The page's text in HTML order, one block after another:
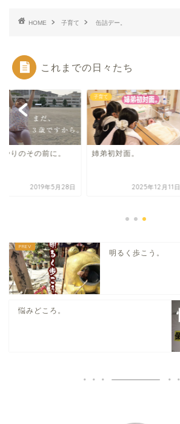
HOME 子育て 缶詰デー。
これまでの日々たち
やりのその前に。
2019年5月28日
子育て
姉弟初対面。
2025年12月11日
明るく歩こう。
悩みどころ。